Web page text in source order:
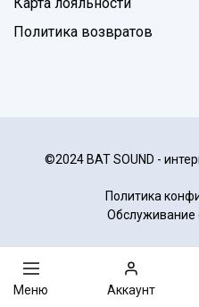
Политика возвратов
©2024 BAT SOUND -
Политика
Обслуживание
Меню Аккаунт